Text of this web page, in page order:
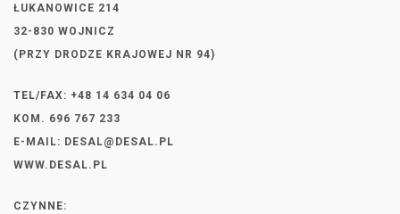
ŁUKANOWICE 214
32-830 WOJNICZ
(PRZY DRODZE KRAJOWEJ NR 94)
TEL/FAX: +48 14 634 04 06
KOM. 696 767 233
E-MAIL: DESAL@DESAL.PL
WWW.DESAL.PL
CZYNNE: